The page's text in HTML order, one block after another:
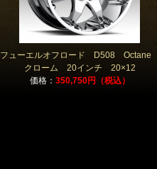
フューエルオフロード D508 Octane
クローム 20インチ 20×12
価格： 350,750円（税込）